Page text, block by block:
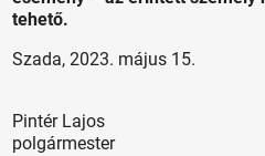
tehető.
Szada, 2023. május 15.
Pintér Lajos
polgármester